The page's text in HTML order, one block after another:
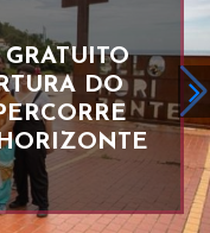
DO